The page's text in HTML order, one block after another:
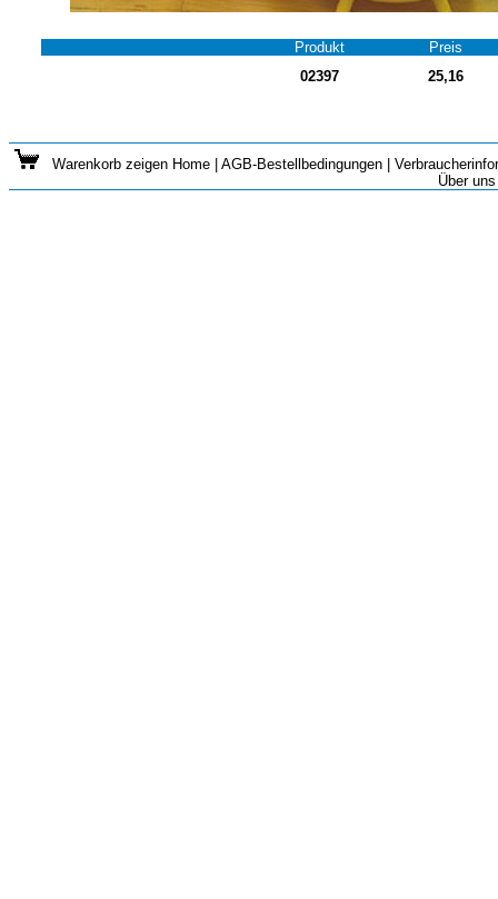
Produkt
Preis
02397
25,16
Warenkorb zeigen Home | AGB-Bestellbedingungen |
Über